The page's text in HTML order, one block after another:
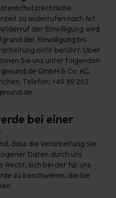
zu widerrufen nach Art.
der Einwilligung wird
der Einwilligung bis
nicht berührt. Über
Sie uns unter folgenden
GmbH & Co. KG,
Telefon: +49 89 262
bei einer
dass die Verarbeitung Sie
Daten durch uns
Recht, sich bei der für uns
zu beschweren, die Sie